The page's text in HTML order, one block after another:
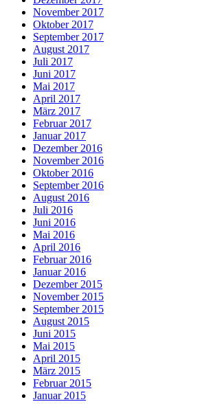
November 2017
Oktober 2017
September 2017
August 2017
Juli 2017
Juni 2017
Mai 2017
April 2017
März 2017
Februar 2017
Januar 2017
Dezember 2016
November 2016
Oktober 2016
September 2016
August 2016
Juli 2016
Juni 2016
Mai 2016
April 2016
Februar 2016
Januar 2016
Dezember 2015
November 2015
September 2015
August 2015
Juni 2015
Mai 2015
April 2015
März 2015
Februar 2015
Januar 2015